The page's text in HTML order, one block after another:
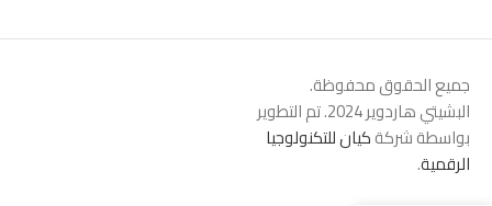
جميع الحقوق محفوظة.
البشيتي هاردوير 2024. تم التطوير
بواسطة شركةكيان للتكنولوجيا
الرقمية.